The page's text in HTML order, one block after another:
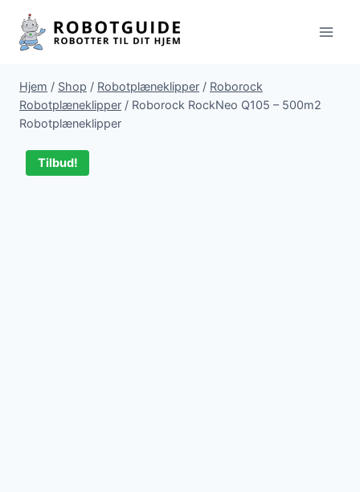
Fortsæt
indhold
Hjem / Shop / Robotplæneklipper / Roborock
Robotplæneklipper / Roborock RockNeo Q105 – 500m2
Robotplæneklipper
Tilbud!